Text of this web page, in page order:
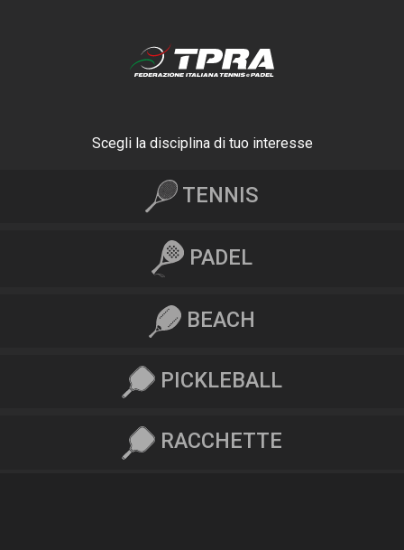
Scegli la disciplina di tuo interesse
TENNIS
PADEL
BEACH
PICKLEBALL
RACCHETTE